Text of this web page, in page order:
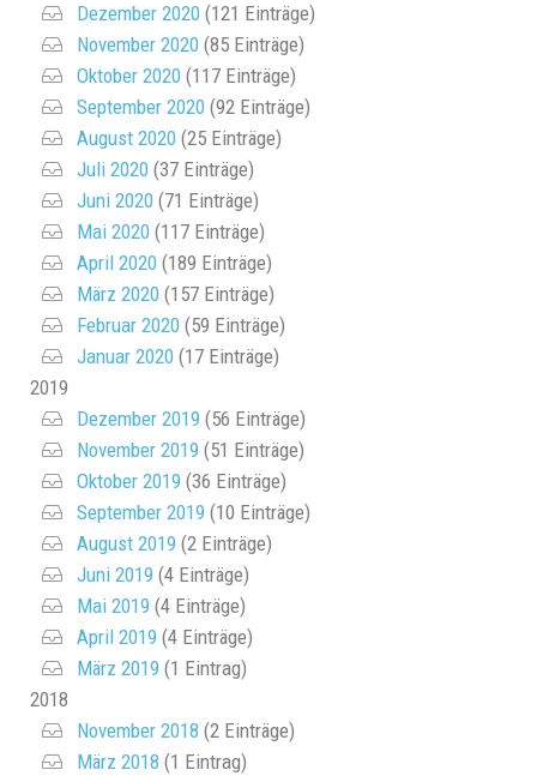
Dezember 2020 (121 Einträge)
November 2020 (85 Einträge)
Oktober 2020 (117 Einträge)
September 2020 (92 Einträge)
August 2020 (25 Einträge)
Juli 2020 (37 Einträge)
Juni 2020 (71 Einträge)
Mai 2020 (117 Einträge)
April 2020 (189 Einträge)
März 2020 (157 Einträge)
Februar 2020 (59 Einträge)
Januar 2020 (17 Einträge)
2019
Dezember 2019 (56 Einträge)
November 2019 (51 Einträge)
Oktober 2019 (36 Einträge)
September 2019 (10 Einträge)
August 2019 (2 Einträge)
Juni 2019 (4 Einträge)
Mai 2019 (4 Einträge)
April 2019 (4 Einträge)
März 2019 (1 Eintrag)
2018
November 2018 (2 Einträge)
März 2018 (1 Eintrag)